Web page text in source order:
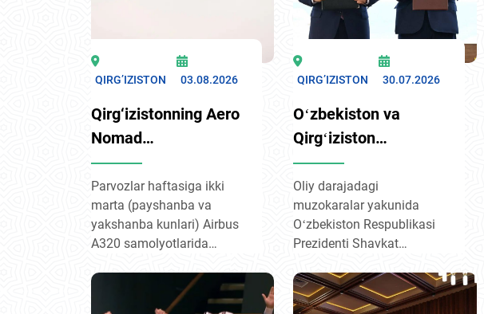
QIRG’IZISTON 03.08.2026
Qirg‘izistonning Aero
Nomad
aviakompaniyasi 23-
avgustdan boshlab
“Bishkek – Toshkent”
yo‘nalishida
qatnovlarni yo‘lga
Parvozlar haftasiga ikki
marta (payshanba va
yakshanba kunlari) Airbus
A320 samolyotlarida
tariqa, ushbu yo‘nalishdagi
aviatashuvchilar soni
QIRG’IZISTON 30.07.2026
Oʻzbekiston va
Qirgʻiziston
munosabatlari
ittifoqchilik darajasiga
koʻtarildi
Oliy darajadagi
muzokaralar yakunida
Oʻzbekiston Respublikasi
Prezidenti Shavkat
Respublikasi Prezidenti
Sadir Japarov Ittifoqchilik